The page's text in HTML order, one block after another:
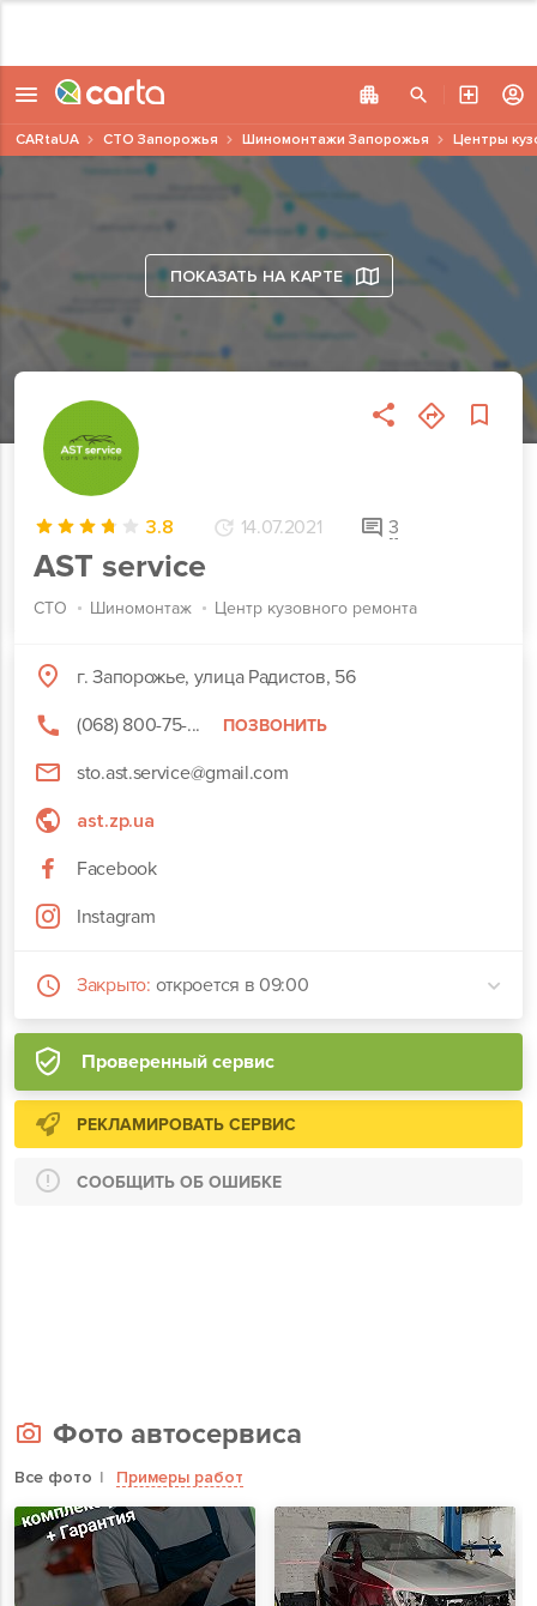
ПОКАЗАТЬ НА КАРТЕ
3.8 14.07.2021 3
AST service
СТО Шиномонтаж Центр кузовного ремонта
Проверенный сервис
г. Запорожье, улица Радистов, 56
(068) 800-75-...
ПОЗВОНИТЬ
sto.ast.service@gmail.com
ast.zp.ua
Facebook
Instagram
Закрыто: откроется в 09:00
РЕКЛАМИРОВАТЬ СЕРВИС
СООБЩИТЬ ОБ ОШИБКЕ
CARtaUA СТО Запорожья Шиномонтажи Запорожья Центры
Фото автосервиса
Все фото Примеры работ